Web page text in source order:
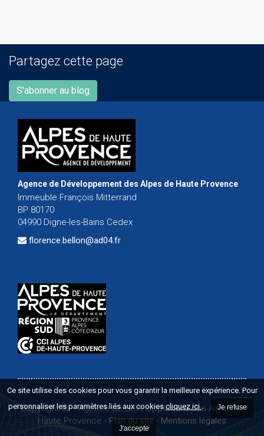
Partagez cette page
S'abonner au blog
Agence de Développement des Alpes de Haute Provence
Immeuble François Mitterrand
BP 80170
04990 Digne-les-Bains Cedex
florence.bellon@ad04.fr
Copyright ©-Agence de développement des Alpes de
Haute Provence - Plan du site- Mentions légales
Ce site utilise des cookies pour vous garantir la meilleure expérience. Pour
personnaliser les paramètres liés aux cookiescliquez ici. Je refuse
J'accepte